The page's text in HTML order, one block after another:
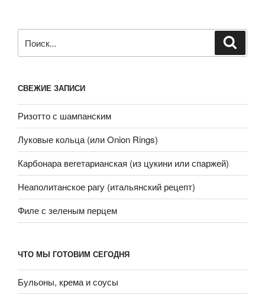
СВЕЖИЕ ЗАПИСИ
Ризотто с шампанским
Луковые кольца (или Onion Rings)
Карбонара вегетарианская (из цукини или спаржей)
Неаполитанское рагу (итальянский рецепт)
Филе с зеленым перцем
ЧТО МЫ ГОТОВИМ СЕГОДНЯ
Бульоны, крема и соусы